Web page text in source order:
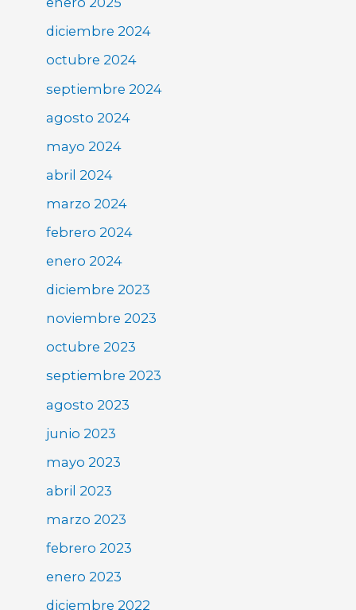
diciembre 2024
octubre 2024
septiembre 2024
agosto 2024
mayo 2024
abril 2024
marzo 2024
febrero 2024
enero 2024
diciembre 2023
noviembre 2023
octubre 2023
septiembre 2023
agosto 2023
junio 2023
mayo 2023
abril 2023
marzo 2023
febrero 2023
enero 2023
diciembre 2022